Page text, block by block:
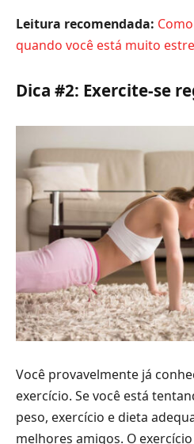
Leitura recomendada:
quando você está muito
Dica #2: Exercite-se
Você provavelmente já
exercício. Se você está
peso, exercício e dieta
melhores amigos. O